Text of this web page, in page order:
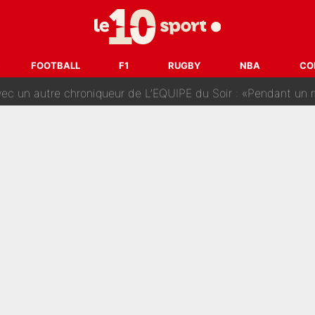
FOOTBALL F1 RUGBY NBA
signatures en pleine crise financière : L’IA propose sept noms à l’OM
: Nouveau sélectionneur des Bleus, Zinédine Zidane s’était imaginé
chroniqueur de L’EQUIPE du Soir : «Pendant un moment, je ne